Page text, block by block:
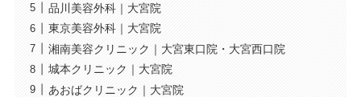
品川美容外科｜大宮院
東京美容外科｜大宮院
湘南美容クリニック｜大宮東口院・大宮西口院
城本クリニック｜大宮院
あおばクリニック｜大宮院